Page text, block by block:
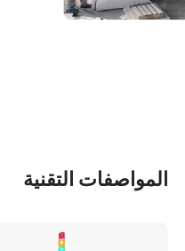
المواصفات التقنية